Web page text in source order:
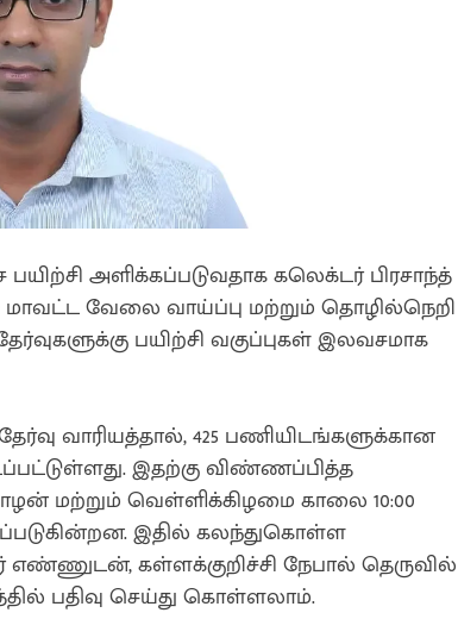
அளிக்கப்படுவதாக கலெக்டர் பிரசாந்த்
மாவட்ட வேலை வாய்ப்பு மற்றும் தொழில்நெறி
பயிற்சி வகுப்புகள் இலவசமாக
வாரியத்தால், 425 பணியிடங்களுக்கான
இதற்கு விண்ணப்பித்த
மற்றும் வெள்ளிக்கிழமை காலை 10:00
இதில் கலந்துகொள்ள
கள்ளக்குறிச்சி நேபால் தெருவில்
பதிவு செய்து கொள்ளலாம்.